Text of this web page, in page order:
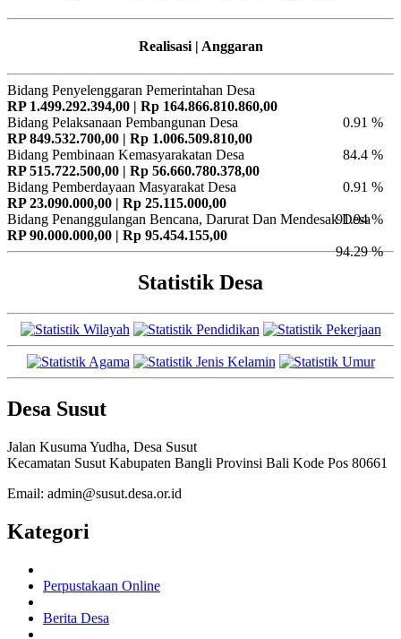
Realisasi | Anggaran
Bidang Penyelenggaran Pemerintahan Desa
RP 1.499.292.394,00 | Rp 164.866.810.860,00
0.91 %
Bidang Pelaksanaan Pembangunan Desa
RP 849.532.700,00 | Rp 1.006.509.810,00
84.4 %
Bidang Pembinaan Kemasyarakatan Desa
RP 515.722.500,00 | Rp 56.660.780.378,00
0.91 %
Bidang Pemberdayaan Masyarakat Desa
RP 23.090.000,00 | Rp 25.115.000,00
91.94 %
Bidang Penanggulangan Bencana, Darurat Dan Mendesak Desa
RP 90.000.000,00 | Rp 95.454.155,00
94.29 %
Statistik Desa
Desa Susut
Jalan Kusuma Yudha, Desa Susut
Kecamatan Susut Kabupaten Bangli Provinsi Bali Kode Pos 80661
Email: admin@susut.desa.or.id
Kategori
Perpustakaan Online
Berita Desa